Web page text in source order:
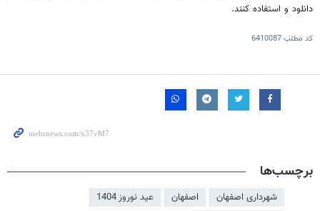
دانلود و استفاده کنند.
کد مطلب6410087
برچسب‌ها
شهرداری اصفهان اصفهان
عید نوروز 1404